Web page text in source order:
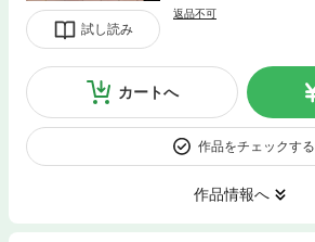
試し読み
返品不可
カートへ
作品をチェックする
作品情報へ